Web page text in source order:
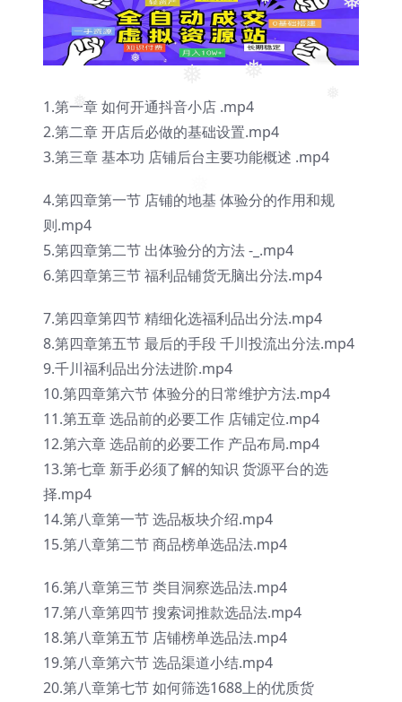
❅
❅
❅
❅
1.第一章 如何开通抖音小店 .mp4
2.第二章 开店后必做的基础设置.mp4
3.第三章 基本功 店铺后台主要功能概述 .mp4
4.第四章第一节 店铺的地基 体验分的作用和规
则.mp4
5.第四章第二节 出体验分的方法 -_.mp4
6.第四章第三节 福利品铺货无脑出分法.mp4
7.第四章第四节 精细化选福利品出分法.mp4
8.第四章第五节 最后的手段 千川投流出分法.mp4
9.千川福利品出分法进阶.mp4
10.第四章第六节 体验分的日常维护方法.mp4
11.第五章 选品前的必要工作 店铺定位.mp4
12.第六章 选品前的必要工作 产品布局.mp4
13.第七章 新手必须了解的知识 货源平台的选
择.mp4
14.第八章第一节 选品板块介绍.mp4
15.第八章第二节 商品榜单选品法.mp4
16.第八章第三节 类目洞察选品法.mp4
17.第八章第四节 搜索词推款选品法.mp4
18.第八章第五节 店铺榜单选品法.mp4
19.第八章第六节 选品渠道小结.mp4
20.第八章第七节 如何筛选1688上的优质货